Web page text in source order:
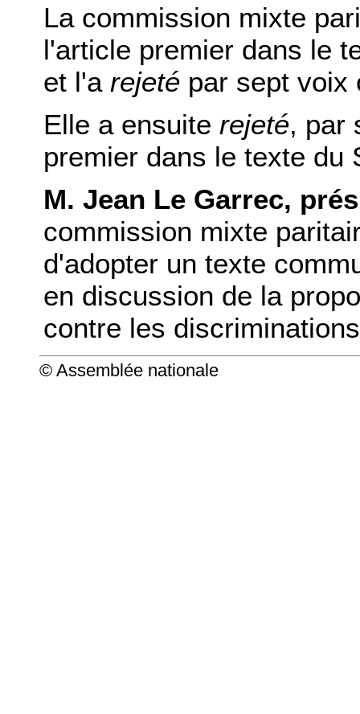
La commission mixte
l'article premier dans le
et l'a rejeté par sept voix
Elle a ensuite rejeté, par
premier dans le texte du
M. Jean Le Garrec,
commission mixte
d'adopter un texte
en discussion de la
contre les
© Assemblée nationale